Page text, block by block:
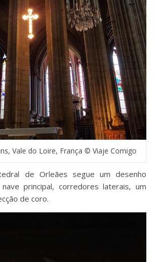
Vale do Loire, França © Viaje Comigo
de Orleães segue um desenho
principal, corredores laterais, um
de coro.